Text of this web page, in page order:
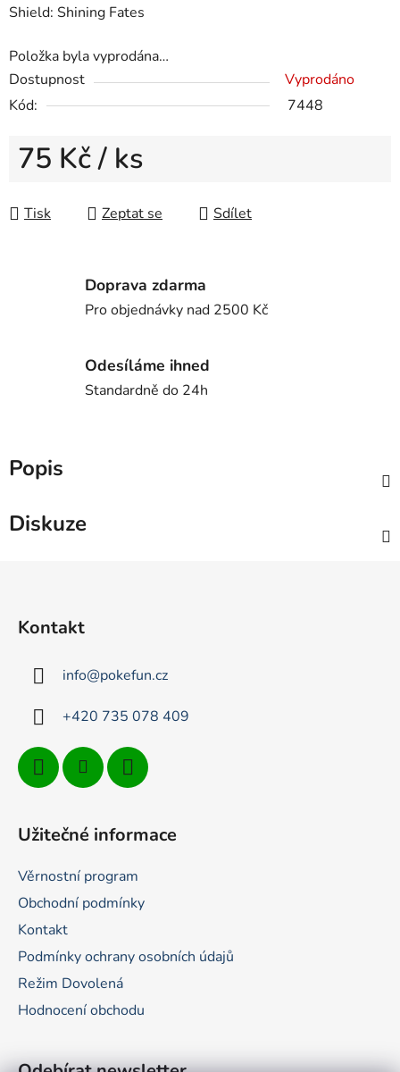
Shield: Shining Fates
Položka byla vyprodána…
Dostupnost
Vyprodáno
Kód:
7448
75 Kč/ ks
Tisk
Zeptat se Sdílet
Doprava zdarma
Pro objednávky nad 2500 Kč
Odesíláme ihned
Standardně do 24h
Popis
Diskuze
Kontakt
info@pokefun.cz
+420 735 078 409
Užitečné informace
Věrnostní program
Obchodní podmínky
Kontakt
Podmínky ochrany osobních údajů
Režim Dovolená
Hodnocení obchodu